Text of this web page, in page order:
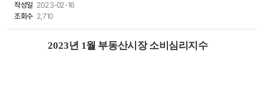
작성일 2023-02-16
조회수 2,710
2023년 1월 부동산시장 소비심리지수